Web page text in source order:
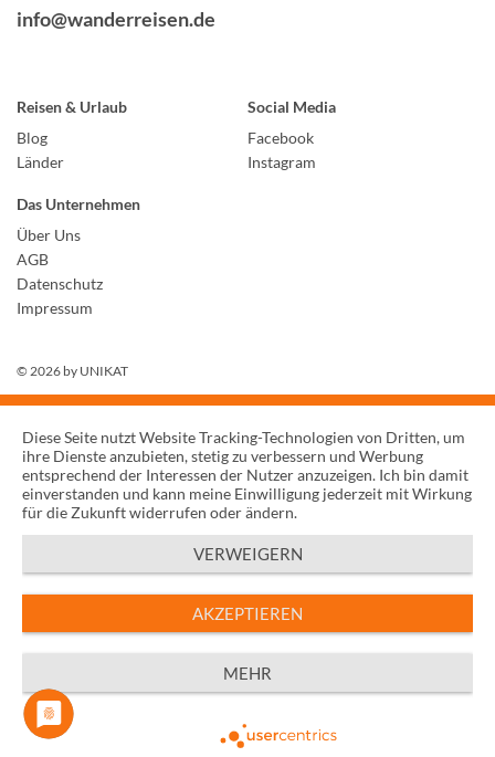
info@wanderreisen.de
Reisen & Urlaub
Blog
Länder
Social Media
Facebook
Instagram
Das Unternehmen
Über Uns
AGB
Datenschutz
Impressum
© 2026 by UNIKAT
Diese Seite nutzt Website Tracking-Technologien von Dritten, um
ihre Dienste anzubieten, stetig zu verbessern und Werbung
entsprechend der Interessen der Nutzer anzuzeigen. Ich bin damit
einverstanden und kann meine Einwilligung jederzeit mit Wirkung
für die Zukunft widerrufen oder ändern.
VERWEIGERN
AKZEPTIEREN
MEHR